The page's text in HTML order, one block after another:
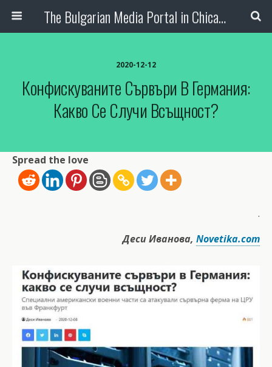
The Bulgarian Media Portal in Chicago
2020-12-12
Конфискуваните Сървъри В Германия:
Какво Се Случи Всъщност?
Spread the love
.
Деси Иванова, Novetika.com